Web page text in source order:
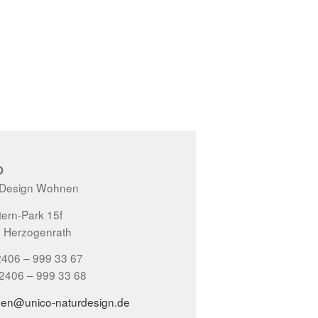
Wohnen
Park 15f
– 999 33 67
– 999 33 68
naturdesign.de